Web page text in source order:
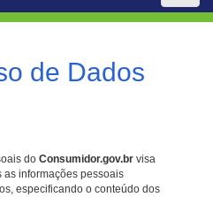
de Dados
do Consumidor.gov.br visa
informações pessoais
especificando o conteúdo dos